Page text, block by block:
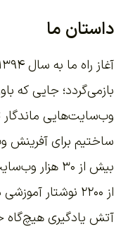
داستان ما
بازمی‌گردد؛ جایی که
وب‌سایت‌هایی ماندگار
ساختیم برای آفرینش
بیش از ۳۰ هزار
نوشتار آموزشیدر
آتش یادگیری هیچ‌گاه